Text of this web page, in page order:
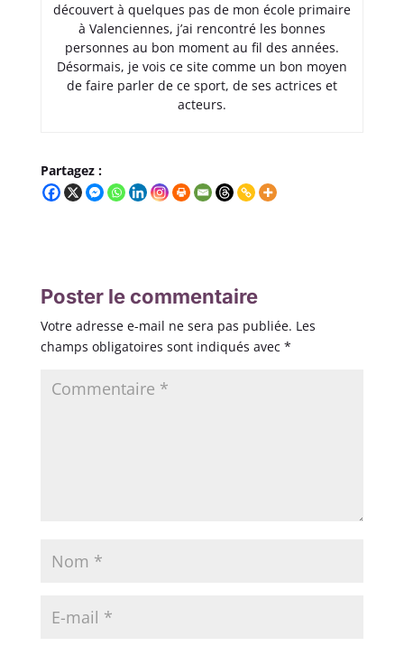
découvert à quelques pas de mon école primaire
à Valenciennes, j’ai rencontré les bonnes
personnes au bon moment au fil des années.
Désormais, je vois ce site comme un bon moyen
de faire parler de ce sport, de ses actrices et
acteurs.
Partagez :
Poster le commentaire
Votre adresse e-mail ne sera pas publiée. Les
champs obligatoires sont indiqués avec *